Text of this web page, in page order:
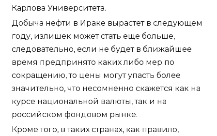
Карлова Университета.
Добыча нефти в Ираке вырастет в следующем
году, излишек может стать еще больше,
следовательно, если не будет в ближайшее
время предпринято каких либо мер по
сокращению, то цены могут упасть более
значительно, что несомненно скажется как на
курсе национальной валюты, так и на
российском фондовом рынке.
Кроме того, в таких странах, как правило,